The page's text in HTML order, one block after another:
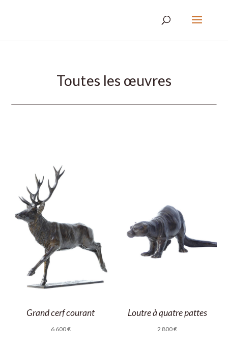
Toutes les œuvres
Grand cerf courant
6 600€
Loutre à quatre pattes
2 800€